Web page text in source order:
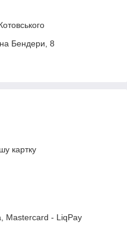
Бендери, 8
картку
Mastercard - LiqPay